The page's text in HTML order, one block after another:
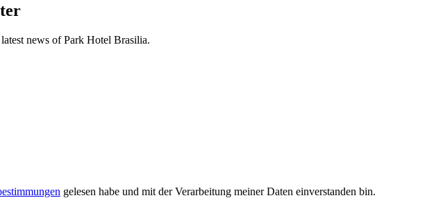
news of Park Hotel Brasilia.
gelesen habe und mit der Verarbeitung meiner Daten einverstanden bin.